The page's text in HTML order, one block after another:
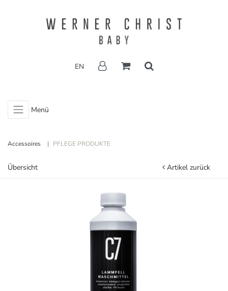
EN
Menü
Accessoires PFLEGE PRODUKTE
Übersicht Artikel zurück